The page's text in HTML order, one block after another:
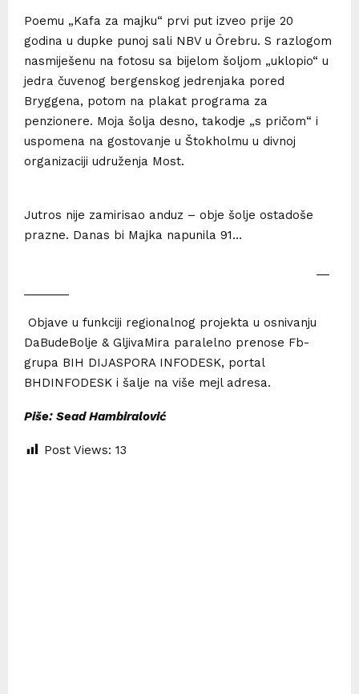
Poemu „Kafa za majku“ prvi put izveo prije 20
godina u dupke punoj sali NBV u Örebru. S razlogom
nasmiješenu na fotosu sa bijelom šoljom „uklopio“ u
jedra čuvenog bergenskog jedrenjaka pored
Bryggena, potom na plakat programa za
penzionere. Moja šolja desno, takodje „s pričom“ i
uspomena na gostovanje u Štokholmu u divnoj
organizaciji udruženja Most.
Jutros nije zamirisao anduz – obje šolje ostadoše
prazne. Danas bi Majka napunila 91…
Objave u funkciji regionalnog projekta u osnivanju
DaBudeBolje & GljivaMira paralelno prenose Fb-
grupa BIH DIJASPORA INFODESK, portal
BHDINFODESK i šalje na više mejl adresa.
Piše: Sead Hambiralović
Post Views: 13